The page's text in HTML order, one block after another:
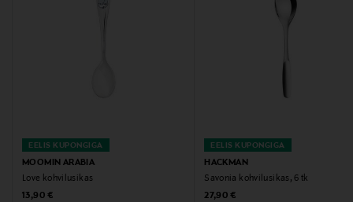
EELIS KUPONGIGA
MOOMIN ARABIA
Love kohvilusikas
Original Price
13,90 €
EELIS KUPONGIGA
HACKMAN
Savonia kohvilusikas, 6 tk
Original Price
27,90 €